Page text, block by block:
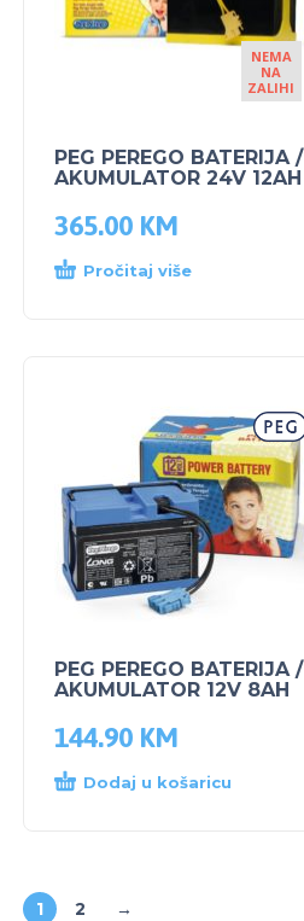
NEMA
NA
ZALIHI
PEG PEREGO BATERIJA /
AKUMULATOR 24V 12AH
365.00 KM
Pročitaj više
PEG PEREGO BATERIJA /
AKUMULATOR 12V 8AH
144.90 KM
Dodaj u košaricu
1 2 →